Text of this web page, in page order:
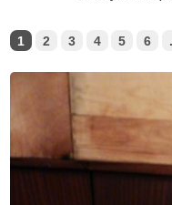
1 2 3 4 5 6